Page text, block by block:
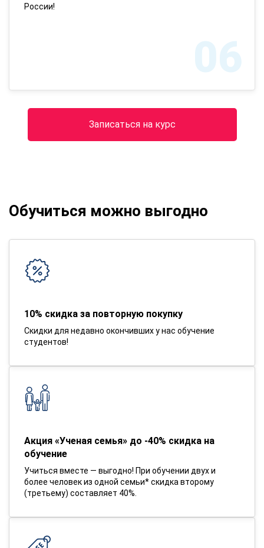
России!
06
Записаться на курс
Обучиться можно выгодно
10% скидка за повторную покупку
Скидки для недавно окончивших у нас обучение
студентов!
Акция «Ученая семья» до -40% скидка на
обучение
Учиться вместе — выгодно! При обучении двух и
более человек из одной семьи* скидка второму
(третьему) составляет 40%.